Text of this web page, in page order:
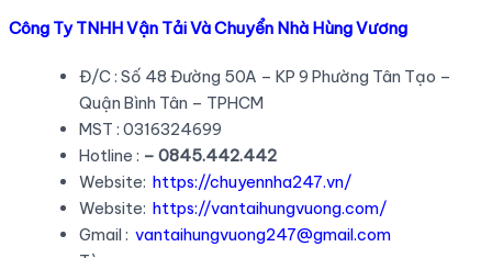
Công Ty TNHH Vận Tải Và Chuyển Nhà Hùng Vương
Đ/C : Số 48 Đường 50A – KP 9 Phường Tân Tạo –
Quận Bình Tân – TPHCM
MST : 0316324699
Hotline : – 0845.442.442
Website: https://chuyennha247.vn/
Website: https://vantaihungvuong.com/
Gmail : vantaihungvuong247@gmail.com